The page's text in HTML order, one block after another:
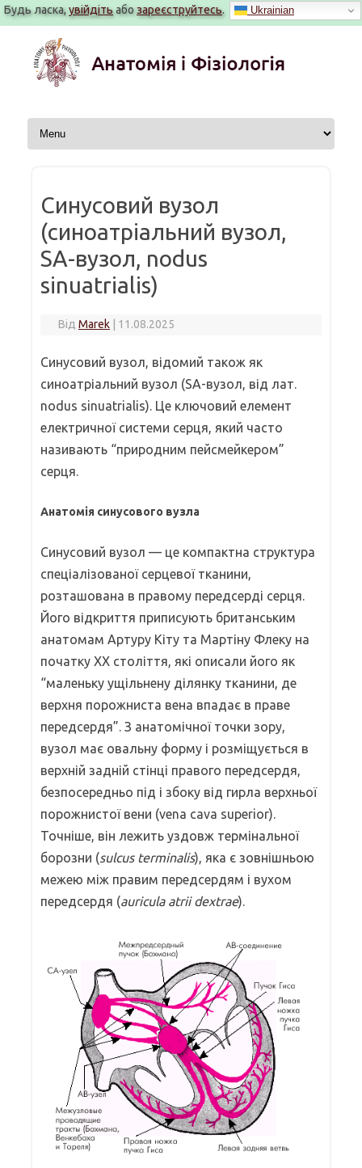
Будь ласка,увійдітьабозареєструйтесь.
вмісту
Синусовий вузол
(синоатріальний вузол,
SA-вузол, nodus
sinuatrialis)
Від Marek 11.08.2025
Синусовий вузол, відомий також як
синоатріальний вузол (SA-вузол, від лат.
nodus sinuatrialis). Це ключовий елемент
електричної системи серця, який часто
називають “природним пейсмейкером”
серця.
Анатомія синусового вузла
Синусовий вузол — це компактна структура
спеціалізованої серцевої тканини,
розташована в правому передсерді серця.
Його відкриття приписують британським
анатомам Артуру Кіту та Мартіну Флеку на
початку XX століття, які описали його як
“маленьку ущільнену ділянку тканини, де
верхня порожниста вена впадає в праве
передсердя”. З анатомічної точки зору,
вузол має овальну форму і розміщується в
верхній задній стінці правого передсердя,
безпосередньо під і збоку від гирла верхньої
порожнистої вени (vena cava superior).
Точніше, він лежить уздовж термінальної
борозни (sulcus terminalis), яка є зовнішньою
межею між правим передсердям і вухом
передсердя (auricula atrii dextrae).
Ukrainian